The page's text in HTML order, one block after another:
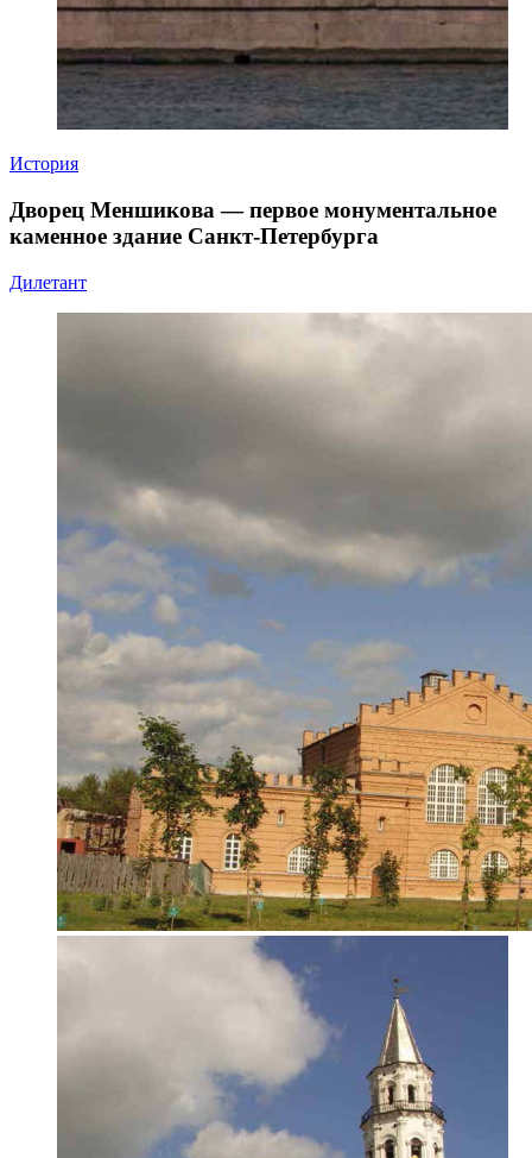
История
Дворец Меншикова — первое монументальное
каменное здание Санкт-Петербурга
Дилетант